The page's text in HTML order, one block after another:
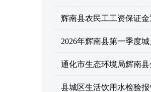
辉南县农民工工资保证
2026年辉南县第一季度
通化市生态环境局辉南
县城区生活饮用水检验报